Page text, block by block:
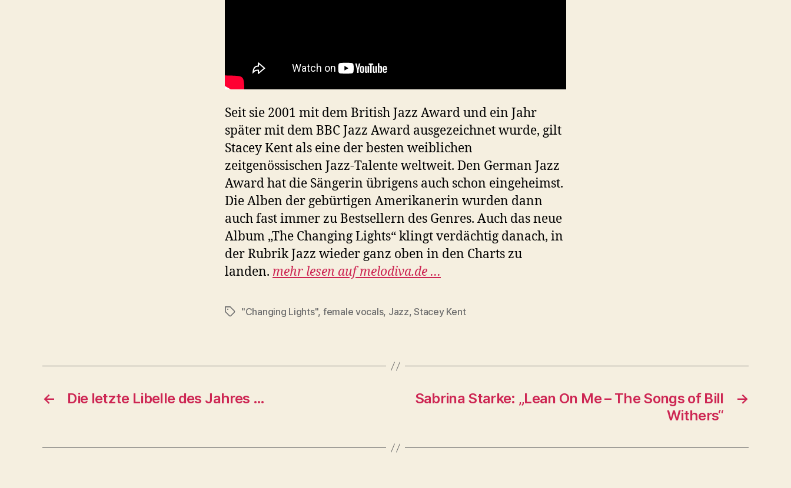
Seit sie 2001 mit dem British Jazz Award und ein Jahr
später mit dem BBC Jazz Award ausgezeichnet wurde, gilt
Stacey Kent als eine der besten weiblichen
zeitgenössischen Jazz-Talente weltweit. Den German Jazz
Award hat die Sängerin übrigens auch schon eingeheimst.
Die Alben der gebürtigen Amerikanerin wurden dann
auch fast immer zu Bestsellern des Genres. Auch das neue
Album „The Changing Lights“ klingt verdächtig danach, in
der Rubrik Jazz wieder ganz oben in den Charts zu
landen. mehr lesen auf melodiva.de …
Schlagwörter
"Changing Lights", female vocals, Jazz,Stacey Kent
← Die letzte Libelle des Jahres … →
Sabrina Starke: „Lean On Me – The Songs of Bill
Withers“